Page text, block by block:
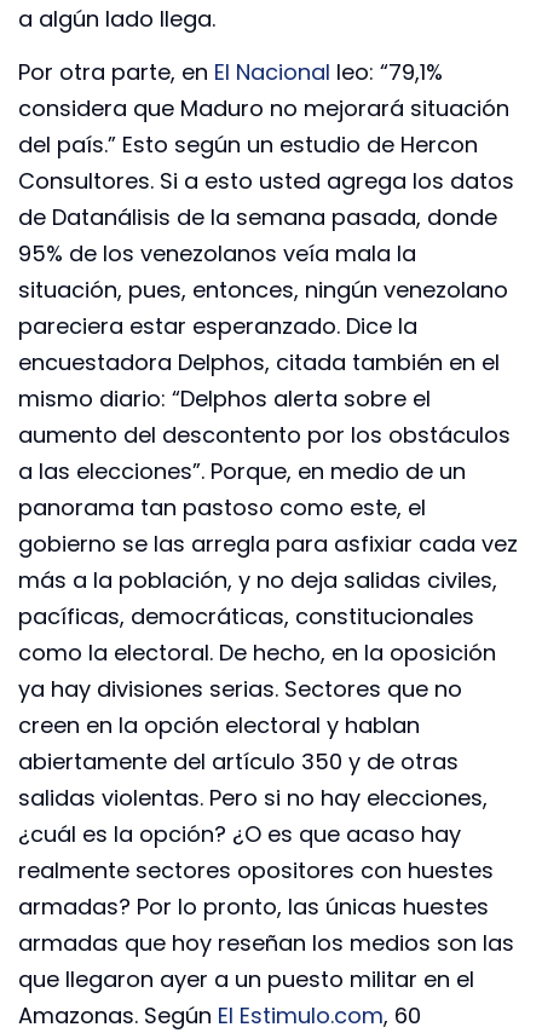
a algún lado llega.
Por otra parte, en El Nacional leo: “79,1%
considera que Maduro no mejorará situación
del país.” Esto según un estudio de Hercon
Consultores. Si a esto usted agrega los datos
de Datanálisis de la semana pasada, donde
95% de los venezolanos veía mala la
situación, pues, entonces, ningún venezolano
pareciera estar esperanzado. Dice la
encuestadora Delphos, citada también en el
mismo diario: “Delphos alerta sobre el
aumento del descontento por los obstáculos
a las elecciones”. Porque, en medio de un
panorama tan pastoso como este, el
gobierno se las arregla para asfixiar cada vez
más a la población, y no deja salidas civiles,
pacíficas, democráticas, constitucionales
como la electoral. De hecho, en la oposición
ya hay divisiones serias. Sectores que no
creen en la opción electoral y hablan
abiertamente del artículo 350 y de otras
salidas violentas. Pero si no hay elecciones,
¿cuál es la opción? ¿O es que acaso hay
realmente sectores opositores con huestes
armadas? Por lo pronto, las únicas huestes
armadas que hoy reseñan los medios son las
que llegaron ayer a un puesto militar en el
Amazonas. Según El Estimulo.com, 60